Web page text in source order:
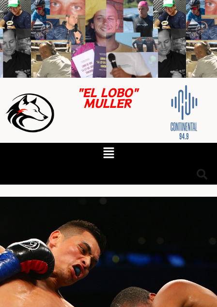
"EL LOBO"
MULLER